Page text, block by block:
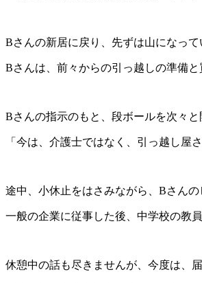
Bさんの新居に戻り、先ずは山になって
Bさんは、前々からの引っ越しの準備
Bさんの指示のもと、段ボールを次々
「今は、介護士ではなく、引っ越し屋
途中、小休止をはさみながら、Bさん
一般の企業に従事した後、中学校の教
休憩中の話も尽きませんが、今度は、